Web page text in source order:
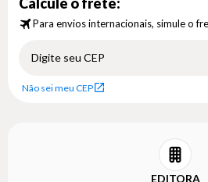
Para envios internacionais, simule o
Não sei meu CEP
EDITORA